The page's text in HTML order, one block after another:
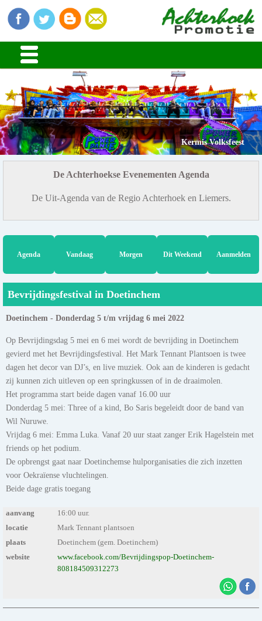
Kermis Volksfeest
De Achterhoekse Evenementen Agenda
De Uit-Agenda van de Regio Achterhoek en Liemers.
Agenda Vandaag Morgen Dit Weekend Aanmelden
Bevrijdingsfestival in Doetinchem
Doetinchem - Donderdag 5 t/m vrijdag 6 mei 2022
Op Bevrijdingsdag 5 mei en 6 mei wordt de bevrijding in Doetinchem
gevierd met het Bevrijdingsfestival. Het Mark Tennant Plantsoen is twee
dagen het decor van DJ’s, en live muziek. Ook aan de kinderen is gedacht
zij kunnen zich uitleven op een springkussen of in de draaimolen.
Het programma start beide dagen vanaf 16.00 uur
Donderdag 5 mei: Three of a kind, Bo Saris begeleidt door de band van
Wil Nuruwe.
Vrijdag 6 mei: Emma Luka. Vanaf 20 uur staat zanger Erik Hagelstein met
friends op het podium.
De opbrengst gaat naar Doetinchemse hulporganisaties die zich inzetten
voor Oekraïense vluchtelingen.
Beide dage gratis toegang
aanvang
16:00 uur.
locatie
Mark Tennant plantsoen
plaats
Doetinchem (gem. Doetinchem)
website
www.facebook.com/Bevrijdingspop-Doetinchem-
808184509312273